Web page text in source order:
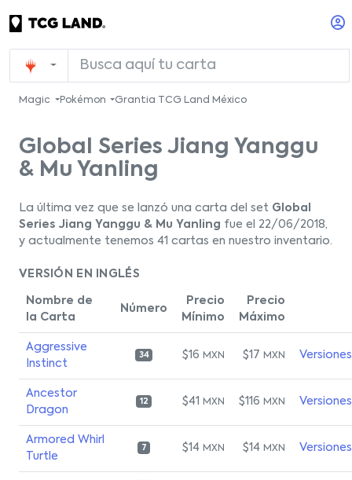
Magic Pokémon Grantia TCG Land México
Global Series Jiang Yanggu
& Mu Yanling
La última vez que se lanzó una carta del set Global
Series Jiang Yanggu & Mu Yanling fue el 22/06/2018,
y actualmente tenemos 41 cartas en nuestro inventario.
VERSIÓN EN INGLÉS
Nombre de
la Carta
Número
Precio
Mínimo
Precio
Máximo
Aggressive
Instinct
34 $16 MXN $17 MXN Versiones
Ancestor
Dragon
12 $41 MXN $116 MXN Versiones
Armored Whirl
Turtle
7 $14 MXN $14 MXN Versiones